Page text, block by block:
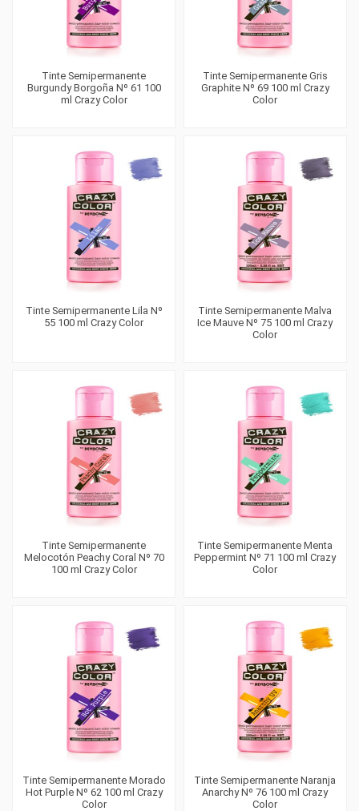
Tinte Semipermanente
Burgundy Borgoña Nº 61 100
ml Crazy Color
Tinte Semipermanente Gris
Graphite Nº 69 100 ml Crazy
Color
Tinte Semipermanente Lila Nº
55 100 ml Crazy Color
Tinte Semipermanente Malva
Ice Mauve Nº 75 100 ml Crazy
Color
Tinte Semipermanente
Melocotón Peachy Coral Nº 70
100 ml Crazy Color
Tinte Semipermanente Menta
Peppermint Nº 71 100 ml Crazy
Color
Tinte Semipermanente Morado
Hot Purple Nº 62 100 ml Crazy
Color
Tinte Semipermanente Naranja
Anarchy Nº 76 100 ml Crazy
Color